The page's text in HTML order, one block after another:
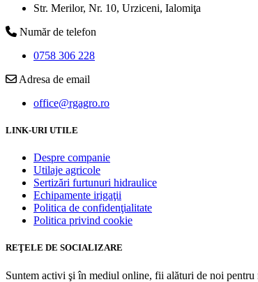
Str. Merilor, Nr. 10, Urziceni, Ialomiţa
Număr de telefon
0758 306 228
Adresa de email
office@rgagro.ro
LINK-URI UTILE
Despre companie
Utilaje agricole
Sertizări furtunuri hidraulice
Echipamente irigaţii
Politica de confidenţialitate
Politica privind cookie
REŢELE DE SOCIALIZARE
Suntem activi şi în mediul online, fii alături de noi pentru